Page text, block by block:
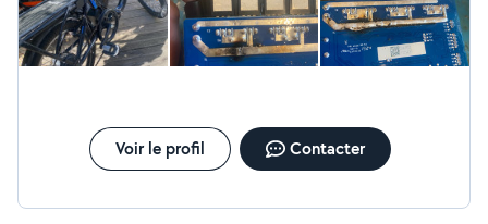
Voir le profil Contacter